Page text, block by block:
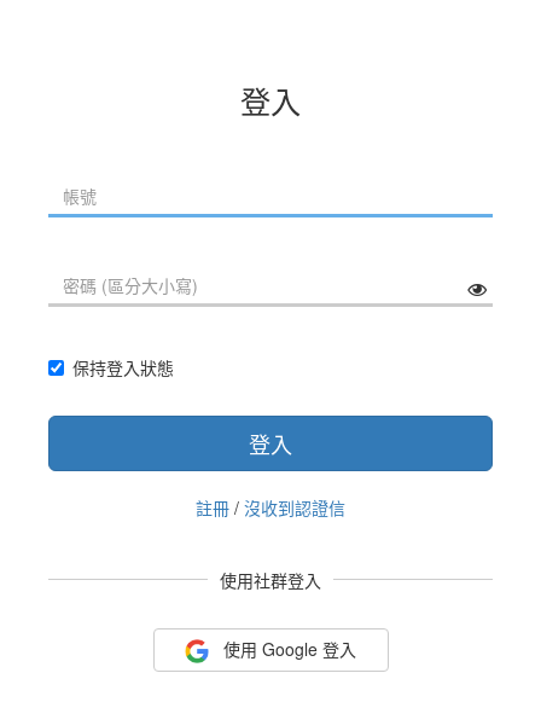
登入
保持登入狀態
登入
註冊 / 沒收到認證信
使用社群登入
使用 Google 登入